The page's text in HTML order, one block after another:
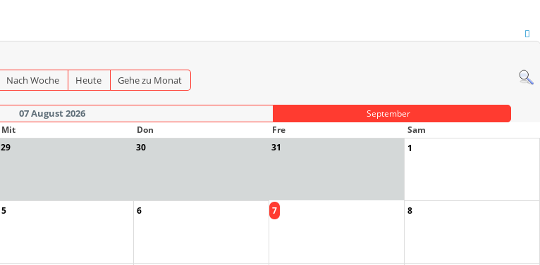
Nach Woche Heute Gehe zu Monat
07 August 2026
September
Mit Don Fre
Sam
29 30 31 1
5 6 7 8